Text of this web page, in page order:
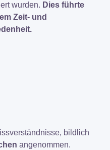
wurden. Dies führte
Zeit- und
bildlich
angenommen.